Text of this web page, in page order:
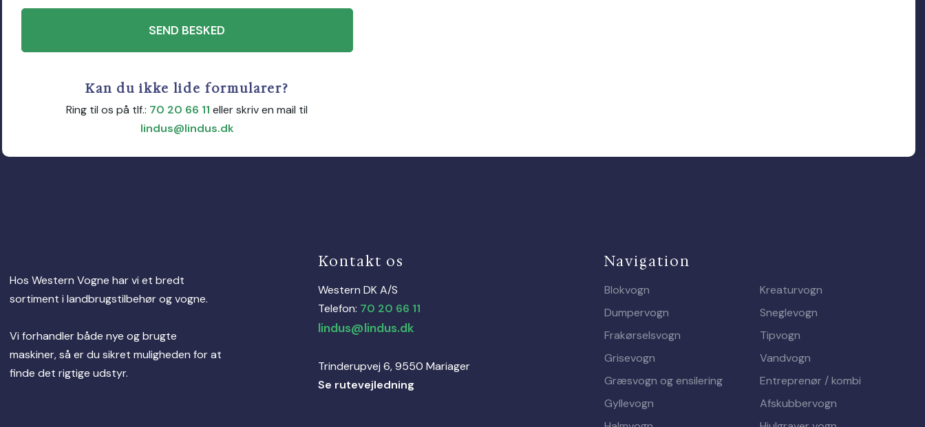
​Kan du ikke lide formularer?
Ring til os på tlf.: 70 20 66 11 eller skriv en mail til
lindus@lindus.dk
Hos Western Vogne har vi et bredt
sortiment i landbrugstilbehør og vogne.
Vi forhandler både nye og brugte
maskiner, så er du sikret muligheden for at
finde det rigtige udstyr.
Kontakt os
Western DK A/S
Telefon: 70 20 66 11
lindus@lindus.dk
Trinderupvej 6, 9550 Mariager
Se rutevejledning
Navigation
Blokvogn
Dumpervogn
Frakørselsvogn
Grisevogn
Græsvogn og ensilering
Gyllevogn
Kreaturvogn
Sneglevogn
Tipvogn
Vandvogn
Entreprenør / kombi
Afskubbervogn